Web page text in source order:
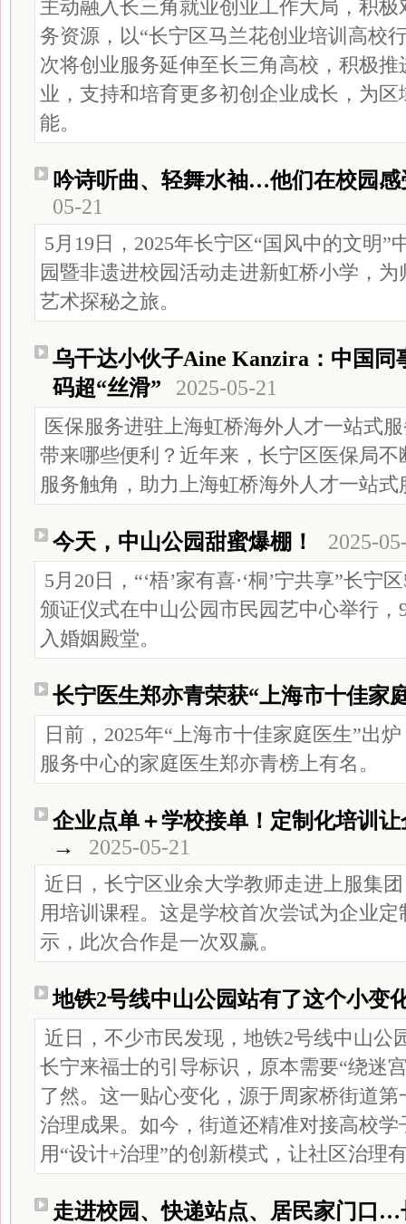
主动融入长三角就业创业工作大局，积
务资源，以“长宁区马兰花创业培训高校
次将创业服务延伸至长三角高校，积极
业，支持和培育更多初创企业成长，为
能。
吟诗听曲、轻舞水袖…他们在校园感
05-21
5月19日，2025年长宁区“国风中的文明”
园暨非遗进校园活动走进新虹桥小学，
艺术探秘之旅。
乌干达小伙子Aine Kanzira：中国同
码超“丝滑”
2025-05-21
医保服务进驻上海虹桥海外人才一站式
带来哪些便利？近年来，长宁区医保局
服务触角，助力上海虹桥海外人才一站
今天，中山公园甜蜜爆棚！ 2025-
5月20日，“‘梧’家有喜·‘桐’宁共享”长宁
颁证仪式在中山公园市民园艺中心举行
入婚姻殿堂。
长宁医生郑亦青荣获“上海市十佳家
日前，2025年“上海市十佳家庭医生”出
服务中心的家庭医生郑亦青榜上有名。
企业点单＋学校接单！定制化培训
→
2025-05-21
近日，长宁区业余大学教师走进上服集
用培训课程。这是学校首次尝试为企业
示，此次合作是一次双赢。
地铁2号线中山公园站有了这个小变
近日，不少市民发现，地铁2号线中山公
长宁来福士的引导标识，原本需要“绕迷
了然。这一贴心变化，源于周家桥街道
治理成果。如今，街道还精准对接高校
用“设计+治理”的创新模式，让社区治理
走进校园、快递站点、居民家门口…